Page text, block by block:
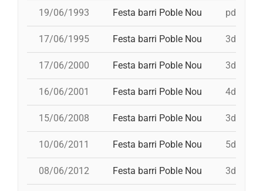
19/06/1993 Festa barri Poble Nou pd5,
17/06/1995 Festa barri Poble Nou 3d7,
17/06/2000 Festa barri Poble Nou 3d8,
16/06/2001 Festa barri Poble Nou 4d8,
15/06/2008 Festa barri Poble Nou 3d8,
10/06/2011 Festa barri Poble Nou 5d7,
08/06/2012 Festa barri Poble Nou 3d8, pd5